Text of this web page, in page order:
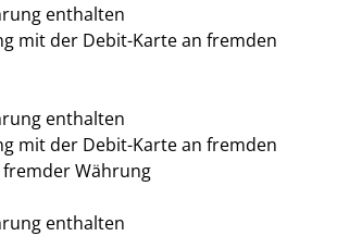
enthalten
mit der Debit-Karte an fremden
enthalten
mit der Debit-Karte an fremden
Währung
enthalten